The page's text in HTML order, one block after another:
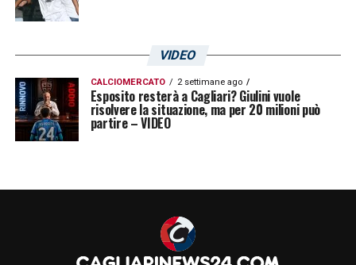
VIDEO
CALCIOMERCATO 2 settimane ago
Esposito resterà a Cagliari? Giulini vuole
risolvere la situazione, ma per 20 milioni può
partire – VIDEO